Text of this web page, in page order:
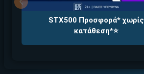
STX500 Προσφορά* χωρίς
κατάθεση*⭐